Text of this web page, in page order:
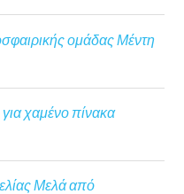
ομάδας Μέντη
χαμένο πίνακα
Μελά από